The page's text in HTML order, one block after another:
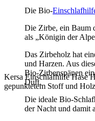
Kersa Einschlafhilfe Hase
gepunktetem Stoff und
Die Bio-
Die Zirbe, ein Baum
als „Königin der
Das Zirbeholz hat
und Harzen. Aus
Bio-Zirbenspänen
Duft.
Die ideale Bio-
der Nacht und damit